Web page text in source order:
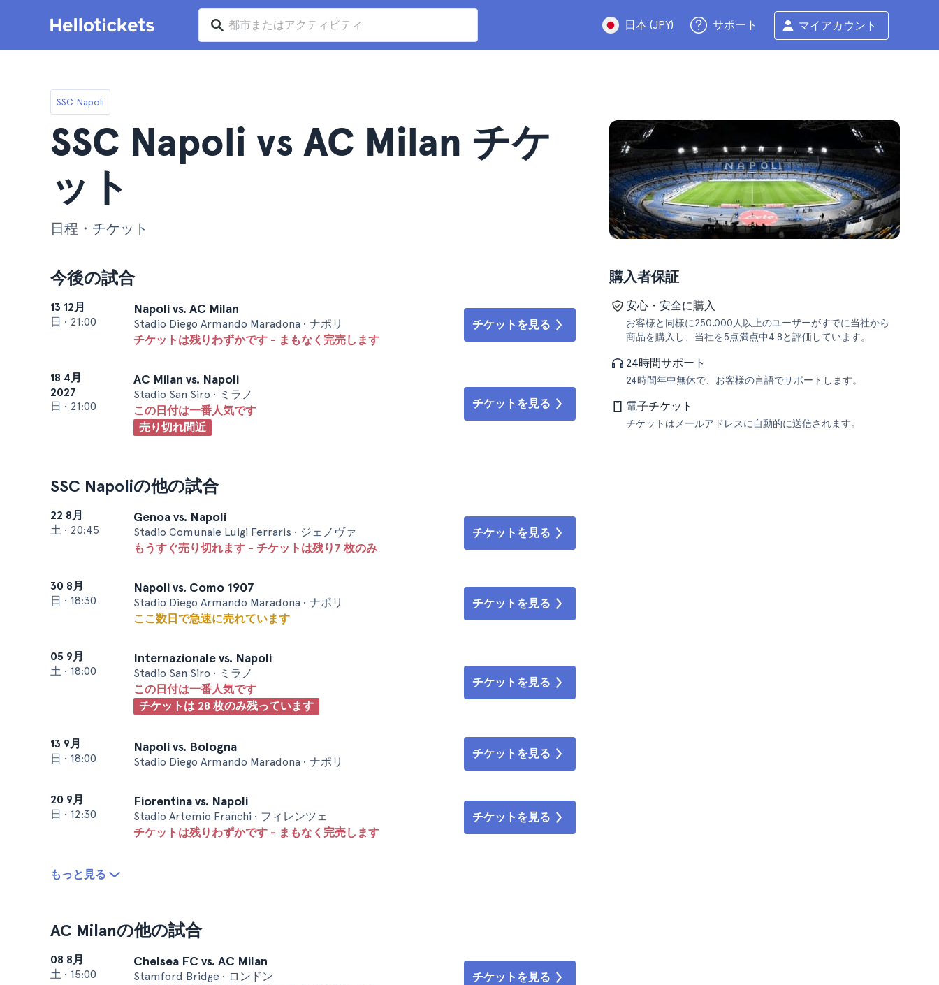
日本 (JPY) サポート マイアカウント
SSC Napoli
SSC Napoli vs AC Milan チケ
ット
日程・チケット
今後の試合
13 12月
日 • 21:00
Napoli vs. AC Milan
Stadio Diego Armando Maradona • ナポリ
チケットは残りわずかです - まもなく完売します
チケットを見る
18 4月
2027
日 • 21:00
AC Milan vs. Napoli
Stadio San Siro • ミラノ
この日付は一番人気です
売り切れ間近
チケットを見る
SSC Napoliの他の試合
22 8月
土 • 20:45
Genoa vs. Napoli
Stadio Comunale Luigi Ferraris • ジェノヴァ
もうすぐ売り切れます - チケットは残り7 枚のみ
チケットを見る
30 8月
日 • 18:30
Napoli vs. Como 1907
Stadio Diego Armando Maradona • ナポリ
ここ数日で急速に売れています
チケットを見る
05 9月
土 • 18:00
Internazionale vs. Napoli
Stadio San Siro • ミラノ
この日付は一番人気です
チケットは 28 枚のみ残っています
チケットを見る
13 9月
日 • 18:00
Napoli vs. Bologna
Stadio Diego Armando Maradona • ナポリ
チケットを見る
20 9月
日 • 12:30
Fiorentina vs. Napoli
Stadio Artemio Franchi • フィレンツェ
チケットは残りわずかです - まもなく完売します
チケットを見る
もっと見る
AC Milanの他の試合
08 8月
土 • 15:00
Chelsea FC vs. AC Milan
Stamford Bridge • ロンドン
チケットを見る
購入者保証
安心・安全に購入
お客様と同様に250,000人以上のユーザーがすでに当社から
商品を購入し、当社を5点満点中4.8と評価しています。
24時間サポート
24時間年中無休で、お客様の言語でサポートします。
電子チケット
チケットはメールアドレスに自動的に送信されます。